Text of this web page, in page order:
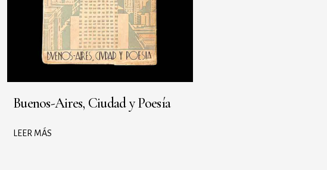
Buenos-Aires, Ciudad y Poesía
LEER MÁS